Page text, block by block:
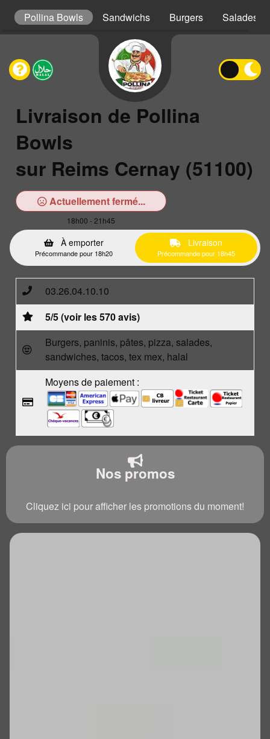
Pollina Bowls Sandwichs Burgers Salades
Livraison de Pollina
Bowls
sur Reims Cernay (51100)
Actuellement fermé...
18h00 - 21h45
À emporter
Précommande pour 18h20
Livraison
Précommande pour 18h45
03.26.04.10.10
5/5 (voir les 570 avis)
Burgers, paninis, pâtes, pizza, salades,
sandwiches, tacos, tex mex, halal
Moyens de paiement :
Nos promos
Cliquez ici pour afficher les promotions du moment!